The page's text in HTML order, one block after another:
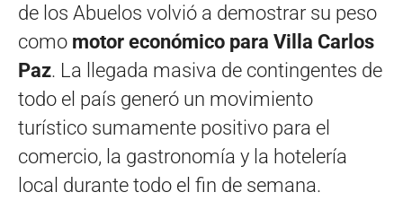
de los Abuelos volvió a demostrar su peso
como motor económico para Villa Carlos
Paz. La llegada masiva de contingentes de
todo el país generó un movimiento
turístico sumamente positivo para el
comercio, la gastronomía y la hotelería
local durante todo el fin de semana.